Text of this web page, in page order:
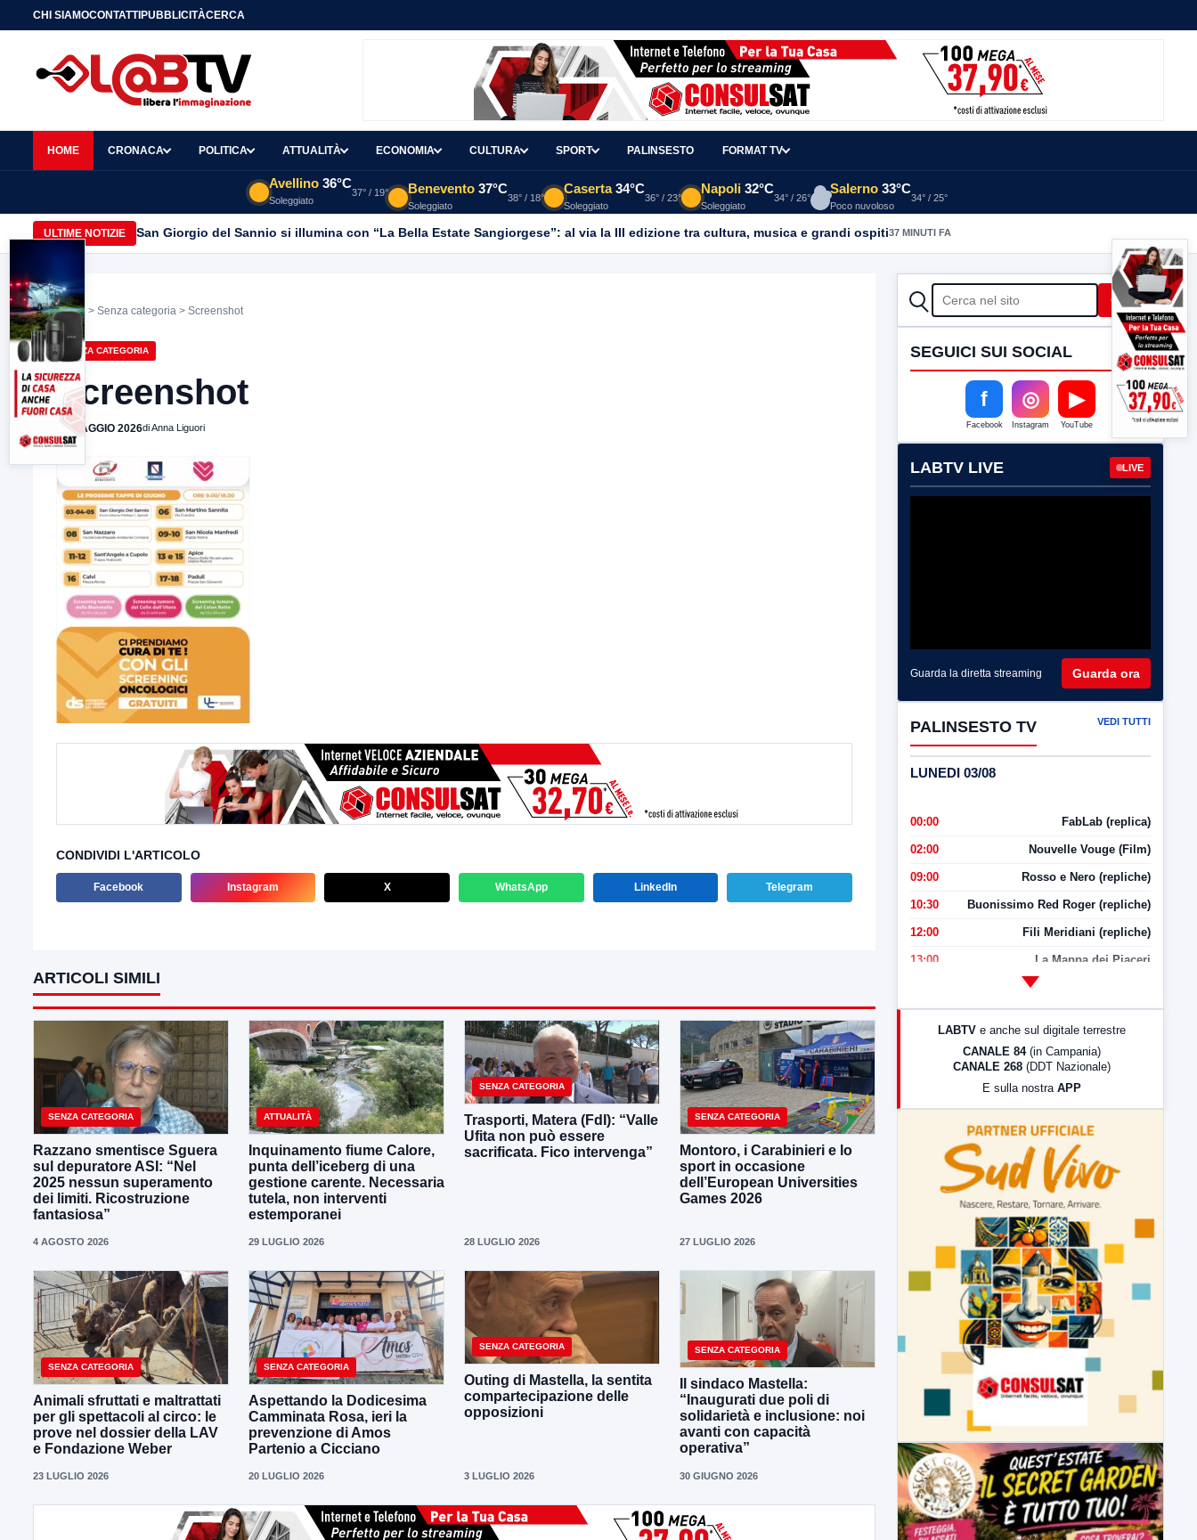
CHI SIAMOCONTATTIPUBBLICITÀCERCA
HOME CRONACA POLITICA ATTUALITÀ ECONOMIA CULTURA SPORT PALINSESTO FORMAT TV
Avellino 36°C
Soleggiato
37° / 19° Benevento 37°C
Soleggiato
38° / 18°
Caserta 34°C
Soleggiato
36° / 23°
Napoli 32°C
Soleggiato
34° / 26°
Salerno 33°C
Poco nuvoloso
34° / 25°
ULTIME NOTIZIE San Giorgio del Sannio si illumina con “La Bella Estate Sangiorgese”: al via la III edizione tra cultura, musica e grandi ospiti37 MINUTI FA
Home > Senza categoria > Screenshot
SENZA CATEGORIA
Screenshot
31 MAGGIO 2026di Anna Liguori
CONDIVIDI L'ARTICOLO
Facebook Instagram X WhatsApp LinkedIn Telegram
ARTICOLI SIMILI
SENZA CATEGORIA
Razzano smentisce Sguera
sul depuratore ASI: “Nel
2025 nessun superamento
dei limiti. Ricostruzione
fantasiosa”
4 AGOSTO 2026
ATTUALITÀ
Inquinamento fiume Calore,
punta dell’iceberg di una
gestione carente. Necessaria
tutela, non interventi
estemporanei
29 LUGLIO 2026
SENZA CATEGORIA
Trasporti, Matera (FdI): “Valle
Ufita non può essere
sacrificata. Fico intervenga”
28 LUGLIO 2026
SENZA CATEGORIA
Montoro, i Carabinieri e lo
sport in occasione
dell’European Universities
Games 2026
27 LUGLIO 2026
SENZA CATEGORIA
Animali sfruttati e maltrattati
per gli spettacoli al circo: le
prove nel dossier della LAV
e Fondazione Weber
23 LUGLIO 2026
SENZA CATEGORIA
Aspettando la Dodicesima
Camminata Rosa, ieri la
prevenzione di Amos
Partenio a Cicciano
20 LUGLIO 2026
SENZA CATEGORIA
Outing di Mastella, la sentita
compartecipazione delle
opposizioni
3 LUGLIO 2026
SENZA CATEGORIA
Il sindaco Mastella:
“Inaugurati due poli di
solidarietà e inclusione: noi
avanti con capacità
operativa”
30 GIUGNO 2026
CERCA Cerca
SEGUICI SUI SOCIAL
f
Facebook
◎
Instagram
▶
YouTube
LABTV LIVE LIVE
Guarda la diretta streaming Guarda ora
PALINSESTO TV VEDI TUTTI
LUNEDI 03/08
00:00 FabLab (replica)
02:00 Nouvelle Vouge (Film)
09:00 Rosso e Nero (repliche)
10:30 Buonissimo Red Roger (repliche)
12:00 Fili Meridiani (repliche)
13:00 La Mappa dei Piaceri
LabNews (Diretta)
LabNews (replica)
LABTV e anche sul digitale terrestre
CANALE 84 (in Campania)
CANALE 268 (DDT Nazionale)
E sulla nostra APP